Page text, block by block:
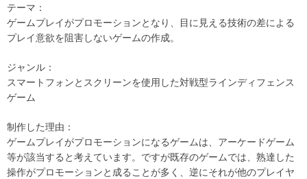
テーマ：
ゲームプレイがプロモーションとなり、目に見える技術の差による
プレイ意欲を阻害しないゲームの作成。
ジャンル：
スマートフォンとスクリーンを使用した対戦型ラインディフェンス
ゲーム
制作した理由：
ゲームプレイがプロモーションになるゲームは、アーケードゲーム
等が該当すると考えています。ですが既存のゲームでは、熟達した
操作がプロモーションと成ることが多く、逆にそれが他のプレイヤ